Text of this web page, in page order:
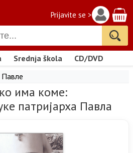
Prijavite se >
Srednja škola
CD/DVD
Павле
има коме:
патријарха Павла